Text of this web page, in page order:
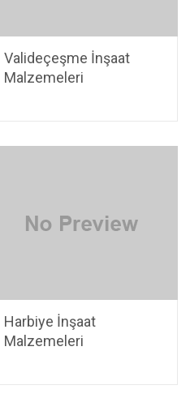
Valideçeşme İnşaat
Malzemeleri
Harbiye İnşaat
Malzemeleri